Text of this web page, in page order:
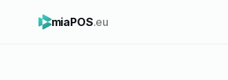
miaPOS.eu